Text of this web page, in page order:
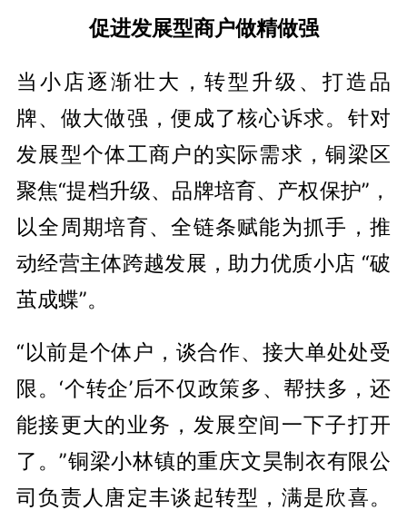
促进发展型商户做精做强
当小店逐渐壮大，转型升级、打造品
牌、做大做强，便成了核心诉求。针对
发展型个体工商户的实际需求，铜梁区
聚焦“提档升级、品牌培育、产权保护”，
以全周期培育、全链条赋能为抓手，推
动经营主体跨越发展，助力优质小店 “破
茧成蝶”。
“以前是个体户，谈合作、接大单处处受
限。‘个转企’后不仅政策多、帮扶多，还
能接更大的业务，发展空间一下子打开
了。”铜梁小林镇的重庆文昊制衣有限公
司负责人唐定丰谈起转型，满是欣喜。